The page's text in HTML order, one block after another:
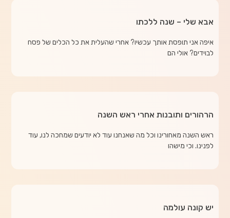
אבא שלי – שנה ללכתו
איפה אני תופסת אותך עכשיו? אחרי שהעלית את כל הכלים של פסח
לבוידים? אולי הם
הרהורים ותובנות אחרי ראש השנה
ראש השנה מאחורינו וכל מה שאנחנו עוד לא יודעים שמחכה לנו, עוד
לפנינו. וכי מישהו
יש קונה עולמה